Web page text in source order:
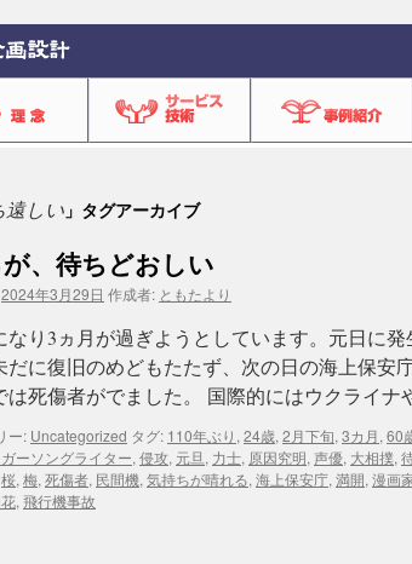
遠しい 」タグアーカイブ
、待ちどおしい
2024年3月29日 作成者: ともたより
なり3ヵ月が過ぎようとしています。元日に
だに復旧のめどもたたず、次の日の海上保安
は死傷者がでました。 国際的にはウクライ
ー: Uncategorized タグ: 110年ぶり , 24歳, 2月下旬, 3カ月, 60
ーソングライター, 侵攻, 元旦 , 力士, 原因究明, 声優, 大相撲,
桜, 梅, 死傷者, 民間機, 気持ちが晴れる, 海上保安庁, 満開, 漫画
, 飛行機事故